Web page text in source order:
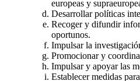
europeas y
Desarrollar políticas
Recoger y difundir
oportunos.
Impulsar la
Promocionar y
Impulsar y apoyar las
Establecer medidas